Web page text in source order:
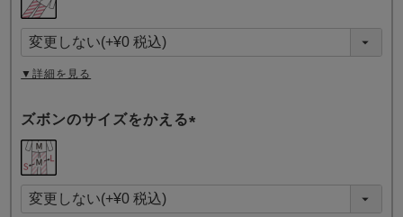
須
)
▼詳細を見る
ズボンのサイズをかえる
須
)